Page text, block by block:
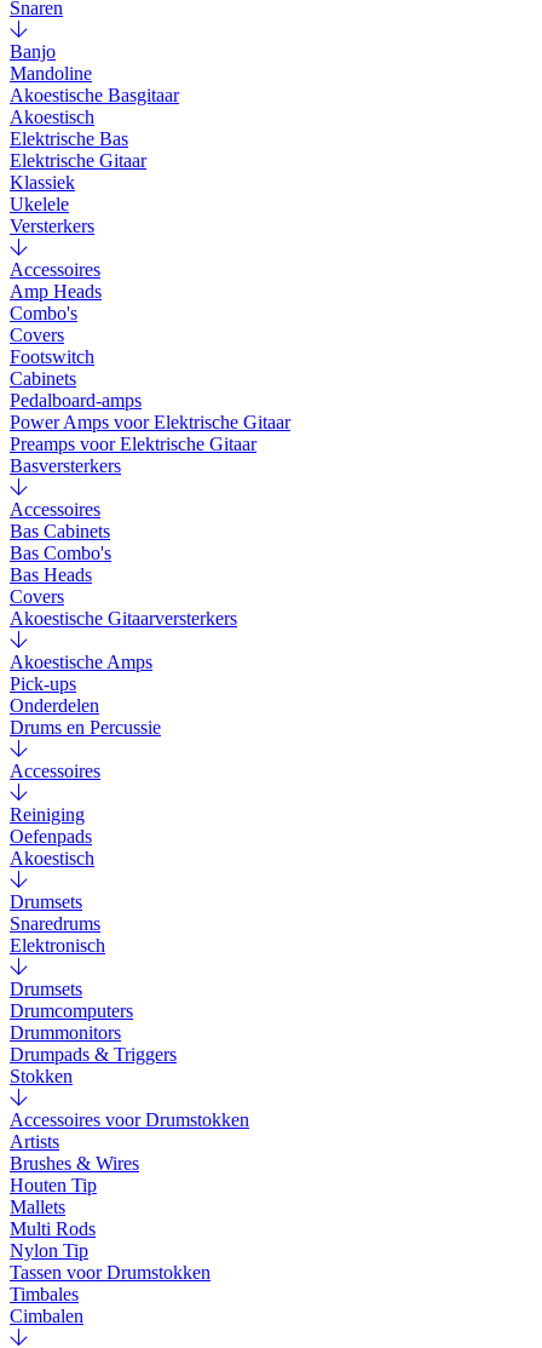
Snaren
Banjo
Mandoline
Akoestische Basgitaar
Akoestisch
Elektrische Bas
Elektrische Gitaar
Klassiek
Ukelele
Versterkers
Accessoires
Amp Heads
Combo's
Covers
Footswitch
Cabinets
Pedalboard-amps
Power Amps voor Elektrische Gitaar
Preamps voor Elektrische Gitaar
Basversterkers
Accessoires
Bas Cabinets
Bas Combo's
Bas Heads
Covers
Akoestische Gitaarversterkers
Akoestische Amps
Pick-ups
Onderdelen
Drums en Percussie
Accessoires
Reiniging
Oefenpads
Akoestisch
Drumsets
Snaredrums
Elektronisch
Drumsets
Drumcomputers
Drummonitors
Drumpads & Triggers
Stokken
Accessoires voor Drumstokken
Artists
Brushes & Wires
Houten Tip
Mallets
Multi Rods
Nylon Tip
Tassen voor Drumstokken
Timbales
Cimbalen